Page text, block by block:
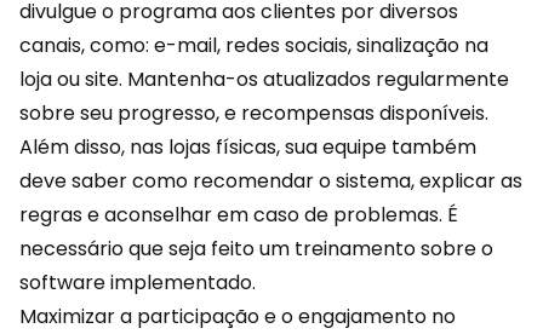
divulgue o programa aos clientes por diversos
canais, como: e-mail, redes sociais, sinalização na
loja ou site. Mantenha-os atualizados regularmente
sobre seu progresso, e recompensas disponíveis.
Além disso, nas lojas físicas, sua equipe também
deve saber como recomendar o sistema, explicar as
regras e aconselhar em caso de problemas. É
necessário que seja feito um treinamento sobre o
software implementado.
Maximizar a participação e o engajamento no